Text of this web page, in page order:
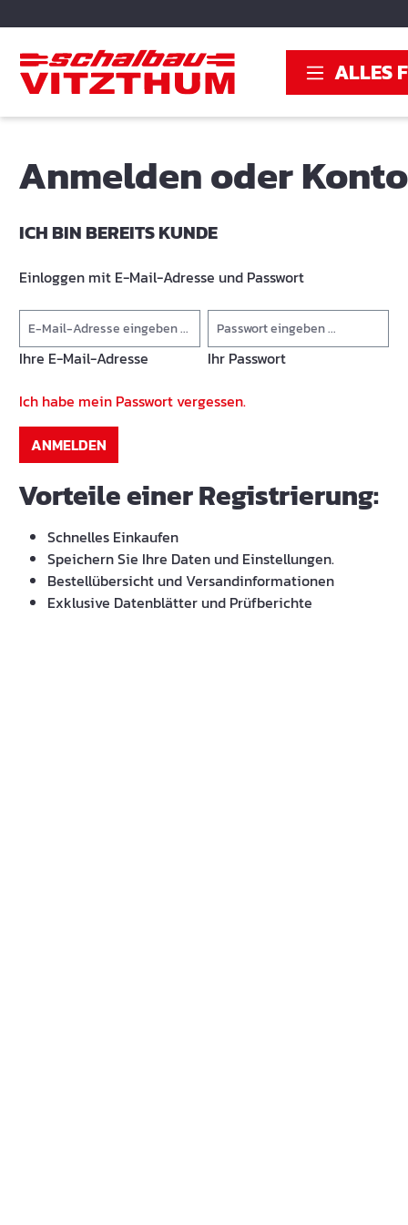
ALLES
Anmelden oder
ICH BIN BEREITS KUNDE
Einloggen mit E-Mail-Adresse und Passwort
Ihre E-Mail-Adresse
Ihr Passwort
Ich habe mein Passwort vergessen.
ANMELDEN
Vorteile einer Registrierung:
Schnelles Einkaufen
Speichern Sie Ihre Daten und Einstellungen.
Bestellübersicht und Versandinformationen
Exklusive Datenblätter und Prüfberichte